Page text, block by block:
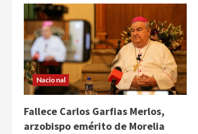
Nacional
Fallece Carlos Garfias Merlos,
arzobispo emérito de Morelia